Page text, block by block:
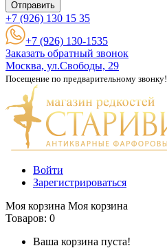
Отправить
+7 (926) 130 15 35
+7 (926) 130-1535
Заказать обратный звонок
Москва, ул.Свободы, 29
Посещение по предварительному звонку!
Войти
Зарегистрироваться
Моя корзина Моя корзина
Товаров: 0
Ваша корзина пуста!